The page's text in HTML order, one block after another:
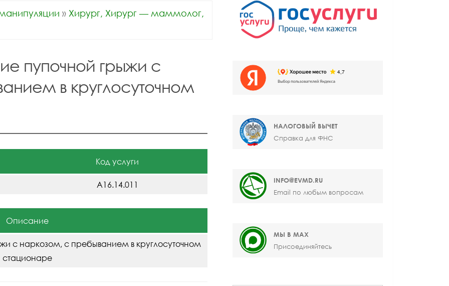
» Хирург, Хирург — маммолог,
пупочной грыжи с
в круглосуточном
Код услуги
A16.14.011
Описание
с наркозом, с пребыванием в круглосуточном
стационаре
НАЛОГОВЫЙ ВЫЧЕТ
Справка для ФНС
INFO@EVMD.RU
Email по любым вопросам
МЫ В MAX
Присоединяйтесь